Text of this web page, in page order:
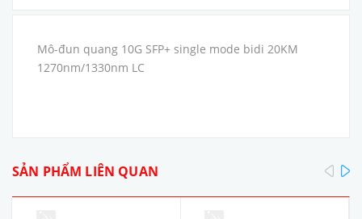
Mô-đun quang 10G SFP+ single mode bidi 20KM
1270nm/1330nm LC
SẢN PHẨM LIÊN QUAN